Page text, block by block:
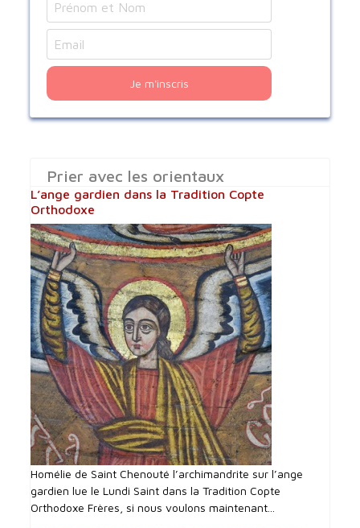
Je m'inscris
Prier avec les orientaux
L’ange gardien dans la Tradition Copte
Orthodoxe
Homélie de Saint Chenouté l’archimandrite sur l’ange
gardien lue le Lundi Saint dans la Tradition Copte
Orthodoxe Frères, si nous voulons maintenant...